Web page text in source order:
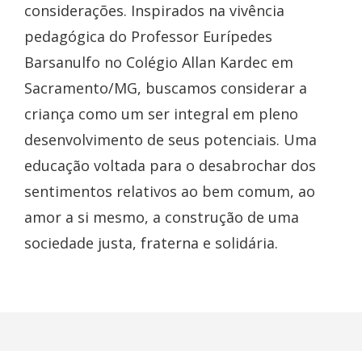
considerações. Inspirados na vivência
pedagógica do Professor Eurípedes
Barsanulfo no Colégio Allan Kardec em
Sacramento/MG, buscamos considerar a
criança como um ser integral em pleno
desenvolvimento de seus potenciais. Uma
educação voltada para o desabrochar dos
sentimentos relativos ao bem comum, ao
amor a si mesmo, a construção de uma
sociedade justa, fraterna e solidária.